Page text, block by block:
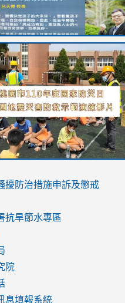
stes.tyc.edu.tw/
file/d/
jJOMVWY3-
file/d/
watch?
watch?
watch?
擾防治措施申訴及懲戒
抗旱節水專區
院
息填報系統